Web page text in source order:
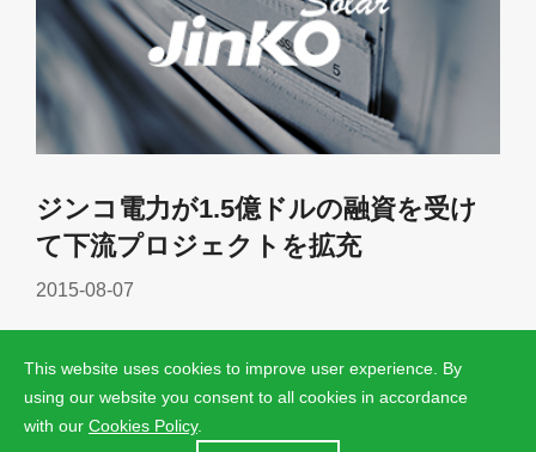
This website uses cookies to improve user experience. By
using our website you consent to all cookies in accordance
with our Cookies Policy.
ジンコ電力が1.5億ドルの融資を受け
て下流プロジェクトを拡充
2015-08-07